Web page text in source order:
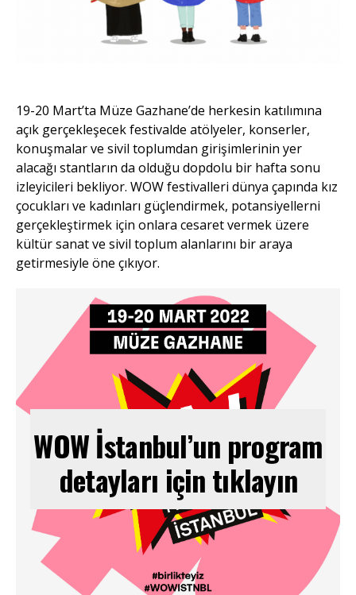
19-20 Mart’ta Müze Gazhane’de herkesin katılımına
açık gerçekleşecek festivalde atölyeler, konserler,
konuşmalar ve sivil toplumdan girişimlerinin yer
alacağı stantların da olduğu dopdolu bir hafta sonu
izleyicileri bekliyor. WOW festivalleri dünya çapında kız
çocukları ve kadınları güçlendirmek, potansiyellerni
gerçekleştirmek için onlara cesaret vermek üzere
kültür sanat ve sivil toplum alanlarını bir araya
getirmesiyle öne çıkıyor.
WOW İstanbul’un program
detayları için tıklayın